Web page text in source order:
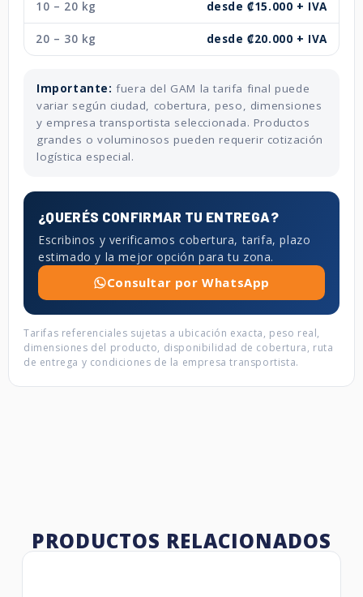
10 – 20 kg desde ₡15.000 + IVA
20 – 30 kg desde ₡20.000 + IVA
Importante: fuera del GAM la tarifa final puede
variar según ciudad, cobertura, peso, dimensiones
y empresa transportista seleccionada. Productos
grandes o voluminosos pueden requerir cotización
logística especial.
¿QUERÉS CONFIRMAR TU ENTREGA?
Escribinos y verificamos cobertura, tarifa, plazo
estimado y la mejor opción para tu zona.
Consultar por WhatsApp
Tarifas referenciales sujetas a ubicación exacta, peso real,
dimensiones del producto, disponibilidad de cobertura, ruta
de entrega y condiciones de la empresa transportista.
PRODUCTOS RELACIONADOS